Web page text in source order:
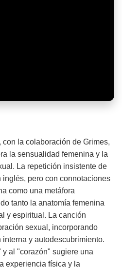
la colaboración de Grimes,
la sensualidad femenina y la
La repetición insistente de
inglés, pero con connotaciones
como una metáfora
tanto la anatomía femenina
y espiritual. La canción
sexual, incorporando
y autodescubrimiento.
y al "corazón" sugiere una
experiencia física y la